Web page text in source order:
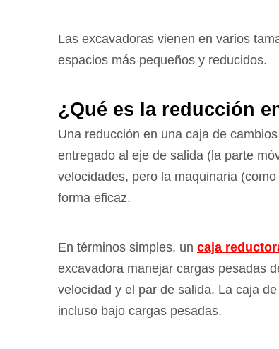
Las excavadoras vienen en varios
espacios más pequeños y reducidos.
¿Qué es la reducción
Una reducción en una caja de
entregado al eje de salida (la parte
velocidades, pero la maquinaria
forma eficaz.
En términos simples, un caja
excavadora manejar cargas pesadas
velocidad y el par de salida. La caja
incluso bajo cargas pesadas.